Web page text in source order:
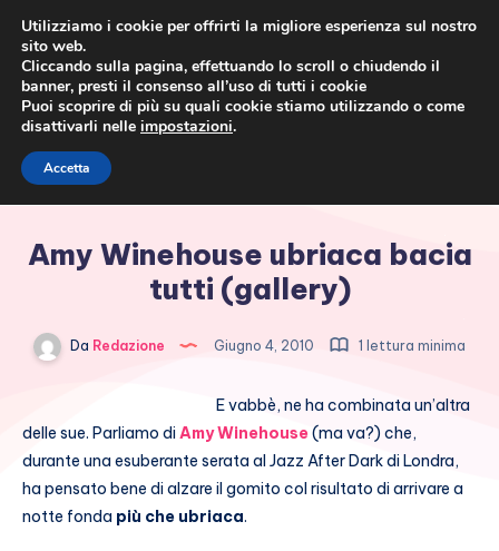
Amy Winehouse ubriaca bacia
tutti (gallery)
Da Redazione Giugno 4, 2010 1 lettura minima
E vabbè, ne ha combinata un’altra
delle sue. Parliamo diAmy Winehouse (ma va?) che,
durante una esuberante serata al Jazz After Dark di Londra,
ha pensato bene di alzare il gomito col risultato di arrivare a
notte fonda più che ubriaca.
Utilizziamo i cookie per offrirti la migliore esperienza sul nostro
sito web.
Cliccando sulla pagina, effettuando lo scroll o chiudendo il
banner, presti il consenso all’uso di tutti i cookie
Puoi scoprire di più su quali cookie stiamo utilizzando o come
disattivarli nelle impostazioni.
Accetta